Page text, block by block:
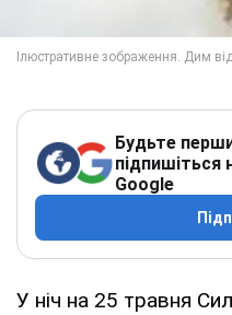
Будьте
підпишіться
Google
У ніч на 25 травня